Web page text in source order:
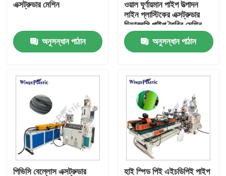
মান নিয়ন্ত্রণ
যোগাযোগ করুন
প্লাস্টিক পাইপ এক্সট্রুডার মেশিন
প্লাস্টিক পাইপ এক্সট্রুশন লাইন
প্লাস্টিক টিউব এক্সট্রুডার মেশিন
এইচডিপিই পাইপ এক্সট্রুডার মেশিন
এক্সট্রুডার মেশিন
অনুসন্ধান পাঠান
ওয়াল ঘূর্ণায়মান পাইপ উত্পাদন
লাইন প্লাস্টিকের এক্সট্রুডার
ডিডাব্লুসি পাইপ তৈরির মেশিন
অনুসন্ধান পাঠান
পিভিসি বেল্লোস এক্সট্রুডার হাই স্পিড পিই এইচডিপিই পাইপ